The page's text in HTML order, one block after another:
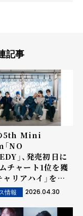
記事
5th Mini
NO
」、発売初日に
チャート1位を獲
ャリアハイ」を達
情報 2026.04.30